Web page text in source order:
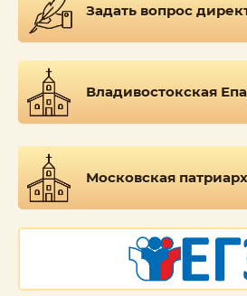
Задать вопрос
Владивостокская
Московская